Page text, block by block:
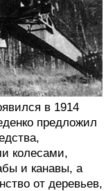
в 1914
предложил
колесами,
и канавы, а
от деревьев,